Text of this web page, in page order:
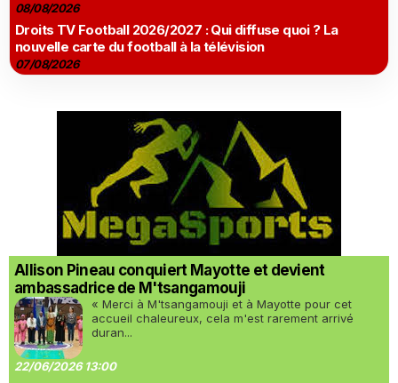
08/08/2026
Droits TV Football 2026/2027 : Qui diffuse quoi ? La
nouvelle carte du football à la télévision
07/08/2026
Allison Pineau conquiert Mayotte et devient
ambassadrice de M'tsangamouji
« Merci à M'tsangamouji et à Mayotte pour cet
accueil chaleureux, cela m'est rarement arrivé
duran...
22/06/2026 13:00